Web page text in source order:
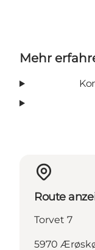
Mehr
Route
Torvet 7
5970